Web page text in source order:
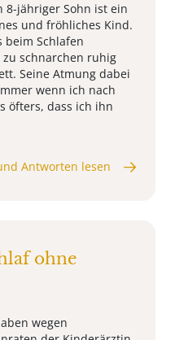
8-jähriger Sohn ist ein
und fröhliches Kind.
beim Schlafen
schnarchen ruhig
Seine Atmung dabei
wenn ich nach
öfters, dass ich ihn
Antworten lesen
ohne
wegen